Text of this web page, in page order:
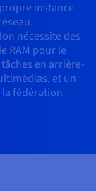
instance
nécessite des
RAM pour le
en arrière-
et un
fédération